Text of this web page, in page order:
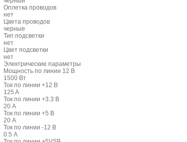
Оплетка проводов
нет
Цвета проводов
черные
Тип подсветки
нет
Цвет подсветки
нет
Электрические параметры
Мощность по линии 12 В
1500 Вт
Ток по линии +12 В
125 A
Ток по линии +3.3 В
20 А
Ток по линии +5 В
20 А
Ток по линии -12 В
0.5 А